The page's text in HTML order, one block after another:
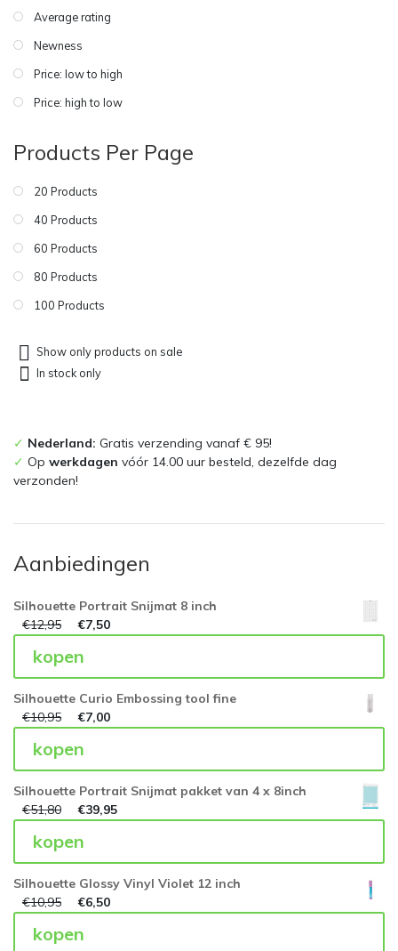
Average rating
Newness
Price: low to high
Price: high to low
Products Per Page
20 Products
40 Products
60 Products
80 Products
100 Products
Show only products on sale
In stock only
✓ Nederland: Gratis verzending vanaf € 95!
✓ Op werkdagen vóór 14.00 uur besteld, dezelfde dag
verzonden!
Aanbiedingen
Silhouette Portrait Snijmat 8 inch
€12,95 €7,50
kopen
Silhouette Curio Embossing tool fine
€10,95 €7,00
kopen
Silhouette Portrait Snijmat pakket van 4 x 8inch
€51,80 €39,95
kopen
Silhouette Glossy Vinyl Violet 12 inch
€10,95 €6,50
kopen